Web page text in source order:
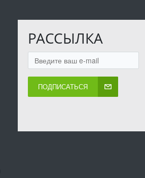
РАССЫЛКА
ПОДПИСАТЬСЯ